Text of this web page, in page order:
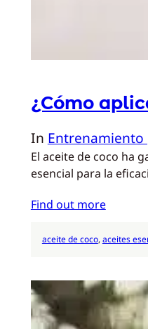
¿Cómo
In Entrenamiento
El aceite de coco ha
esencial para la
Find out more
aceite de coco, aceites